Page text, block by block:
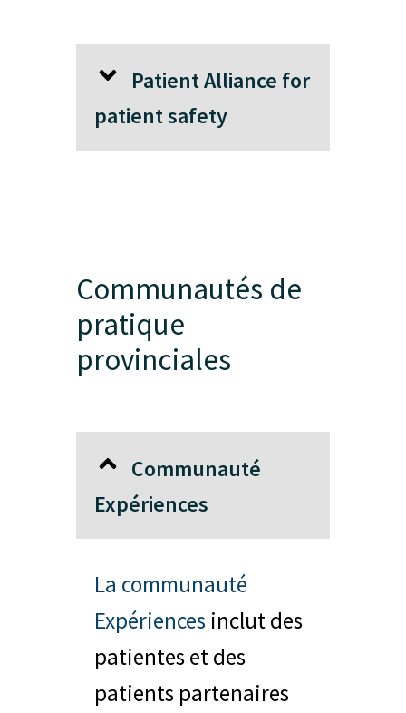
Patient Alliance for
patient safety
Communautés de
pratique
provinciales
Communauté
Expériences
La communauté
Expériences inclut des
patientes et des
patients partenaires